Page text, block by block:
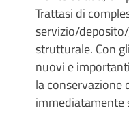
Trattasi di
servizio/
strutturale. Con
nuovi e
la conservazione
immediatamente